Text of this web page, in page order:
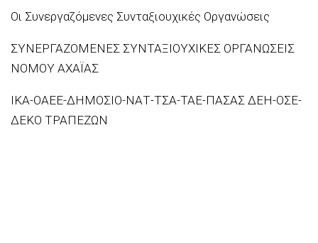
Οι Συνεργαζόμενες Συνταξιουχικές Οργανώσεις
ΣΥΝΕΡΓΑΖΟΜΕΝΕΣ ΣΥΝΤΑΞΙΟΥΧΙΚΕΣ ΟΡΓΑΝΩΣΕΙΣ
ΝΟΜΟΥ ΑΧΑΪΑΣ
ΙΚΑ-ΟΑΕΕ-ΔΗΜΟΣΙΟ-ΝΑΤ-ΤΣΑ-ΤΑΕ-ΠΑΣΑΣ ΔΕΗ-ΟΣΕ-
ΔΕΚΟ ΤΡΑΠΕΖΩΝ